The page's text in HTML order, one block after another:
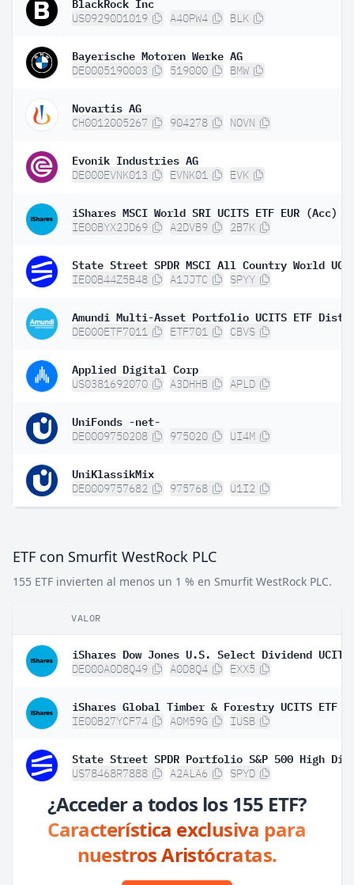
US09290D1019 A40PW4 BLK
Bayerische Motoren Werke AG
DE0005190003 519000 BMW
Novartis AG
CH0012005267 904278 NOVN
Evonik Industries AG
DE000EVNK013 EVNK01 EVK
iShares MSCI World SRI UCITS ETF EUR (Acc)
IE00BYX2JD69 A2DVB9 2B7K
IE00B44Z5B48 A1JJTC SPYY
Amundi Multi-Asset Portfolio UCITS ETF Dist
DE000ETF7011 ETF701 CBVS
Applied Digital Corp
US0381692070 A3DHHB APLD
UniFonds -net-
DE0009750208 975020 UI4M
UniKlassikMix
DE0009757682 975768 U1I2
ETF con Smurfit WestRock PLC
155 ETF invierten al menos un 1 % en Smurfit WestRock PLC.
VALOR
DE000A0D8Q49 A0D8Q4 EXX5
IE00B27YCF74 A0M59G IUSB
US78468R7888 A2ALA6 SPYD
¿Acceder a todos los 155 ETF?
Característica exclusiva para
nuestros Aristócratas.